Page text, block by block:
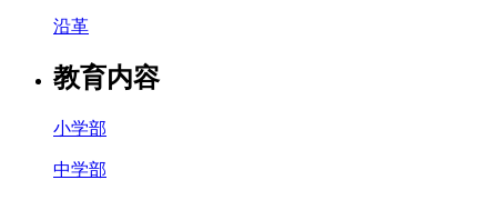
沿革
教育内容
小学部
中学部